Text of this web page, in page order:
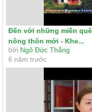
Đến với những miền
nông thôn mới - Khe...
bởi Ngô Đức Thắng
6 năm trước